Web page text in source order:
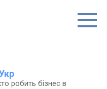
робить бізнес в